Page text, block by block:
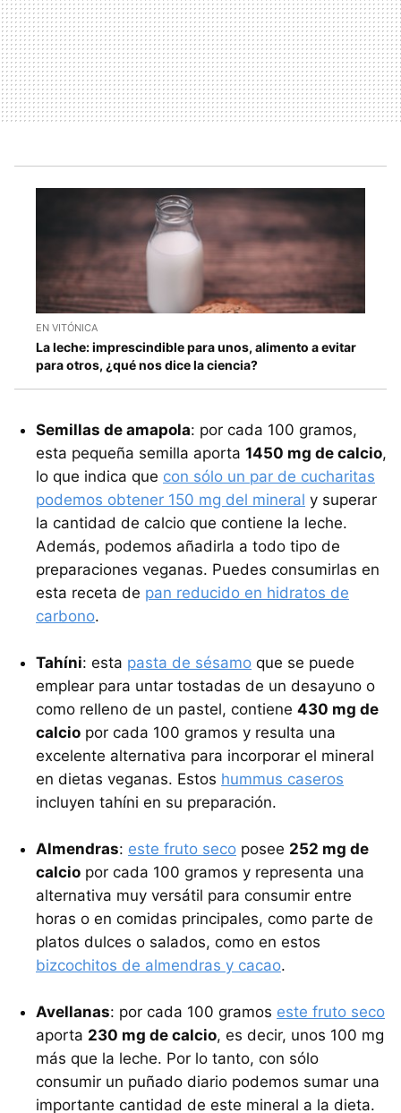
EN VITÓNICA
La leche: imprescindible para unos, alimento a evitar
para otros, ¿qué nos dice la ciencia?
Semillas de amapola: por cada 100 gramos,
esta pequeña semilla aporta 1450 mg de calcio,
lo que indica que con sólo un par de cucharitas
podemos obtener 150 mg del mineral y superar
la cantidad de calcio que contiene la leche.
Además, podemos añadirla a todo tipo de
preparaciones veganas. Puedes consumirlas en
esta receta de pan reducido en hidratos de
carbono.
Tahíni: esta pasta de sésamo que se puede
emplear para untar tostadas de un desayuno o
como relleno de un pastel, contiene 430 mg de
calcio por cada 100 gramos y resulta una
excelente alternativa para incorporar el mineral
en dietas veganas. Estos hummus caseros
incluyen tahíni en su preparación.
Almendras: este fruto seco posee 252 mg de
calcio por cada 100 gramos y representa una
alternativa muy versátil para consumir entre
horas o en comidas principales, como parte de
platos dulces o salados, como en estos
bizcochitos de almendras y cacao.
Avellanas: por cada 100 gramos este fruto seco
aporta 230 mg de calcio, es decir, unos 100 mg
más que la leche. Por lo tanto, con sólo
consumir un puñado diario podemos sumar una
importante cantidad de este mineral a la dieta.